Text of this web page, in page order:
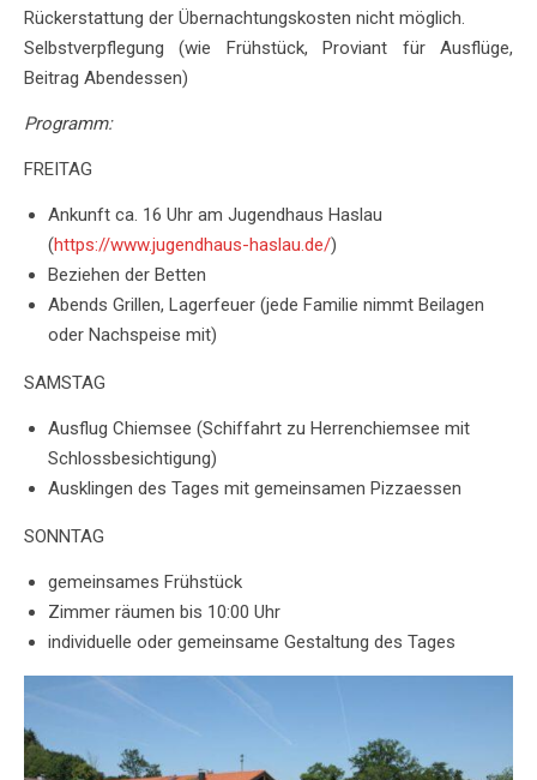
Rückerstattung der Übernachtungskosten nicht möglich.
Selbstverpflegung (wie Frühstück, Proviant für Ausflüge,
Beitrag Abendessen)
Programm:
FREITAG
Ankunft ca. 16 Uhr am Jugendhaus Haslau
(https://www.jugendhaus-haslau.de/)
Beziehen der Betten
Abends Grillen, Lagerfeuer (jede Familie nimmt Beilagen
oder Nachspeise mit)
SAMSTAG
Ausflug Chiemsee (Schiffahrt zu Herrenchiemsee mit
Schlossbesichtigung)
Ausklingen des Tages mit gemeinsamen Pizzaessen
SONNTAG
gemeinsames Frühstück
Zimmer räumen bis 10:00 Uhr
individuelle oder gemeinsame Gestaltung des Tages